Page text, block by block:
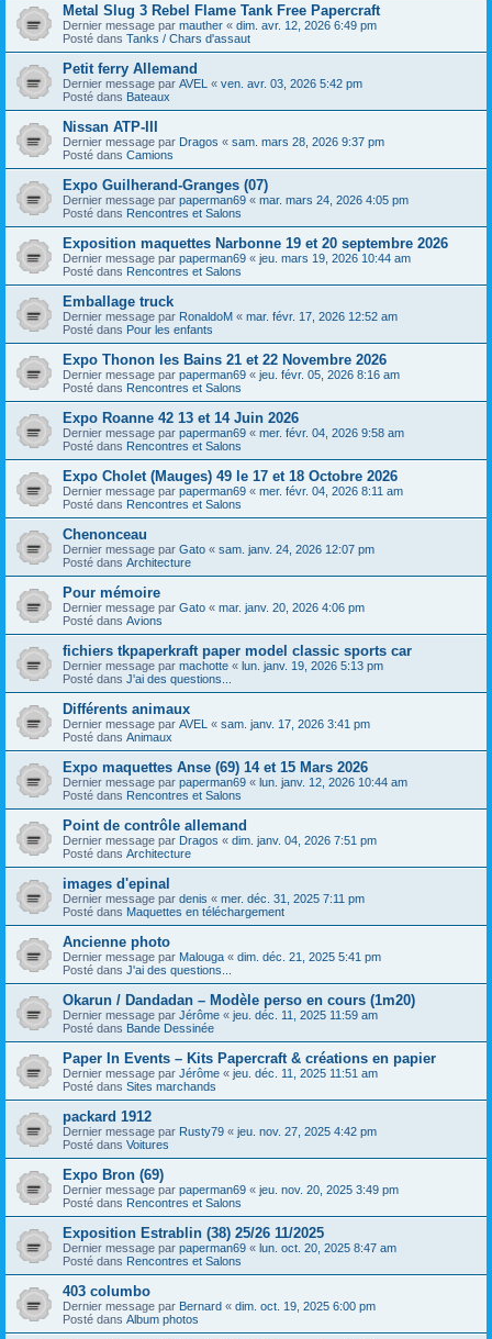
Metal Slug 3 Rebel Flame Tank Free Papercraft
Dernier message par mauther « dim. avr. 12, 2026 6:49 pm
Posté dans Tanks / Chars d'assaut
Petit ferry Allemand
Dernier message par AVEL « ven. avr. 03, 2026 5:42 pm
Posté dans Bateaux
Nissan ATP-III
Dernier message par Dragos « sam. mars 28, 2026 9:37 pm
Posté dans Camions
Expo Guilherand-Granges (07)
Dernier message par paperman69 « mar. mars 24, 2026 4:05 pm
Posté dans Rencontres et Salons
Exposition maquettes Narbonne 19 et 20 septembre 2026
Dernier message par paperman69 « jeu. mars 19, 2026 10:44 am
Posté dans Rencontres et Salons
Emballage truck
Dernier message par RonaldoM « mar. févr. 17, 2026 12:52 am
Posté dans Pour les enfants
Expo Thonon les Bains 21 et 22 Novembre 2026
Dernier message par paperman69 « jeu. févr. 05, 2026 8:16 am
Posté dans Rencontres et Salons
Expo Roanne 42 13 et 14 Juin 2026
Dernier message par paperman69 « mer. févr. 04, 2026 9:58 am
Posté dans Rencontres et Salons
Expo Cholet (Mauges) 49 le 17 et 18 Octobre 2026
Dernier message par paperman69 « mer. févr. 04, 2026 8:11 am
Posté dans Rencontres et Salons
Chenonceau
Dernier message par Gato « sam. janv. 24, 2026 12:07 pm
Posté dans Architecture
Pour mémoire
Dernier message par Gato « mar. janv. 20, 2026 4:06 pm
Posté dans Avions
fichiers tkpaperkraft paper model classic sports car
Dernier message par machotte « lun. janv. 19, 2026 5:13 pm
Posté dans J'ai des questions...
Différents animaux
Dernier message par AVEL « sam. janv. 17, 2026 3:41 pm
Posté dans Animaux
Expo maquettes Anse (69) 14 et 15 Mars 2026
Dernier message par paperman69 « lun. janv. 12, 2026 10:44 am
Posté dans Rencontres et Salons
Point de contrôle allemand
Dernier message par Dragos « dim. janv. 04, 2026 7:51 pm
Posté dans Architecture
images d'epinal
Dernier message par denis « mer. déc. 31, 2025 7:11 pm
Posté dans Maquettes en téléchargement
Ancienne photo
Dernier message par Malouga « dim. déc. 21, 2025 5:41 pm
Posté dans J'ai des questions...
Okarun / Dandadan – Modèle perso en cours (1m20)
Dernier message par Jérôme « jeu. déc. 11, 2025 11:59 am
Posté dans Bande Dessinée
Paper In Events – Kits Papercraft & créations en papier
Dernier message par Jérôme « jeu. déc. 11, 2025 11:51 am
Posté dans Sites marchands
packard 1912
Dernier message par Rusty79 « jeu. nov. 27, 2025 4:42 pm
Posté dans Voitures
Expo Bron (69)
Dernier message par paperman69 « jeu. nov. 20, 2025 3:49 pm
Posté dans Rencontres et Salons
Exposition Estrablin (38) 25/26 11/2025
Dernier message par paperman69 « lun. oct. 20, 2025 8:47 am
Posté dans Rencontres et Salons
403 columbo
Dernier message par Bernard « dim. oct. 19, 2025 6:00 pm
Posté dans Album photos